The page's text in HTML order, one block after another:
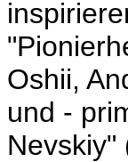
Oshii,
und -
Nevskiy"